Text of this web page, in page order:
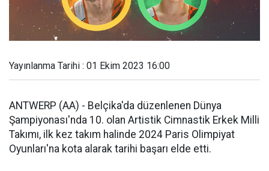
Yayınlanma Tarihi : 01 Ekim 2023 16:00
ANTWERP (AA) - Belçika'da düzenlenen Dünya
Şampiyonası'nda 10. olan Artistik Cimnastik Erkek Milli
Takımı, ilk kez takım halinde 2024 Paris Olimpiyat
Oyunları'na kota alarak tarihi başarı elde etti.